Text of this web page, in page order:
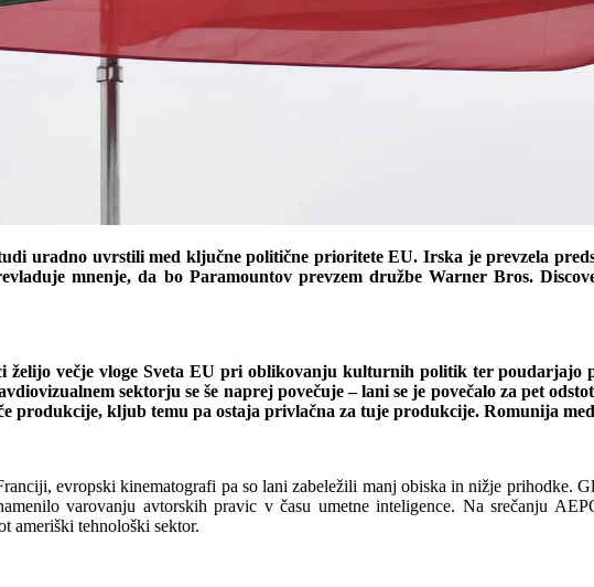
uradno uvrstili med ključne politične prioritete EU. Irska je prevzela
mnenje, da bo Paramountov prevzem družbe Warner Bros.
želijo večje vloge Sveta EU pri oblikovanju kulturnih politik ter
sektorju se še naprej povečuje – lani se je povečalo za pet
produkcije, kljub temu pa ostaja privlačna za tuje produkcije. Romunija
evropski kinematografi pa so lani zabeležili manj obiska in nižje prihodke.
varovanju avtorskih pravic v času umetne inteligence. Na srečanju
ameriški tehnološki sektor.